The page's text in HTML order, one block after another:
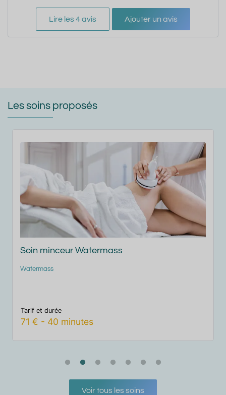
Lire les 4 avis Ajouter un avis
Les soins proposés
Soin du dos
Massage / modelage
Tarif et durée
77 € - 50 minutes
Voir tous les soins